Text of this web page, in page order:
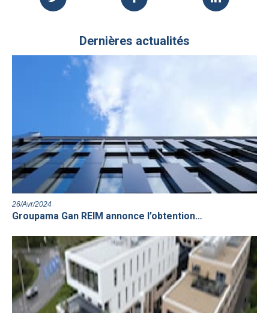
Dernières actualités
26/Avr/2024
Groupama Gan REIM annonce l’obtention…